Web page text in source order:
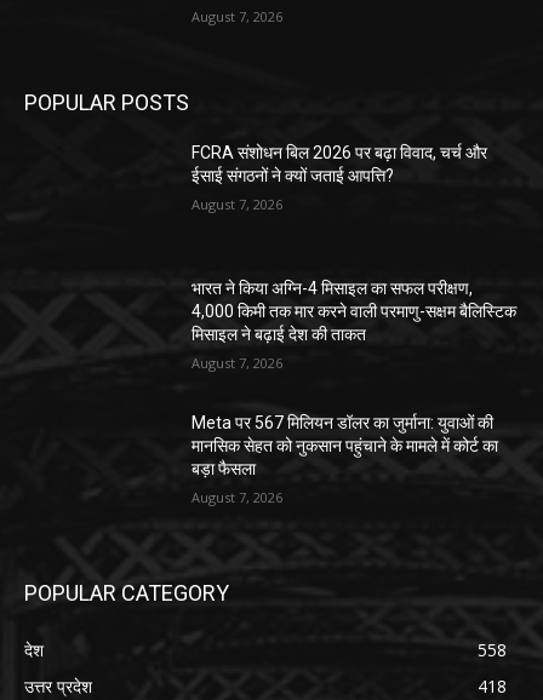
August 7, 2026
POPULAR POSTS
FCRA संशोधन बिल 2026 पर बढ़ा विवाद, चर्च और
ईसाई संगठनों ने क्यों जताई आपत्ति?
August 7, 2026
भारत ने किया अग्नि-4 मिसाइल का सफल परीक्षण,
4,000 किमी तक मार करने वाली परमाणु-सक्षम बैलिस्टिक
मिसाइल ने बढ़ाई देश की ताकत
August 7, 2026
Meta पर 567 मिलियन डॉलर का जुर्माना: युवाओं की
मानसिक सेहत को नुकसान पहुंचाने के मामले में कोर्ट का
बड़ा फैसला
August 7, 2026
POPULAR CATEGORY
देश
558
उत्तर प्रदेश
418